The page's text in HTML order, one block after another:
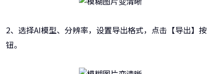
2、选择AI模型、分辨率，设置导出格式，点击【导出】按
钮。